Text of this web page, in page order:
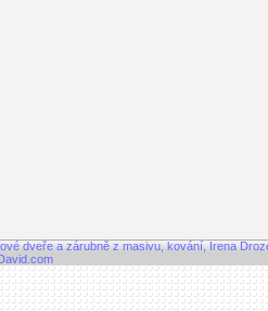
dveře a zárubně z masivu, kování, Irena